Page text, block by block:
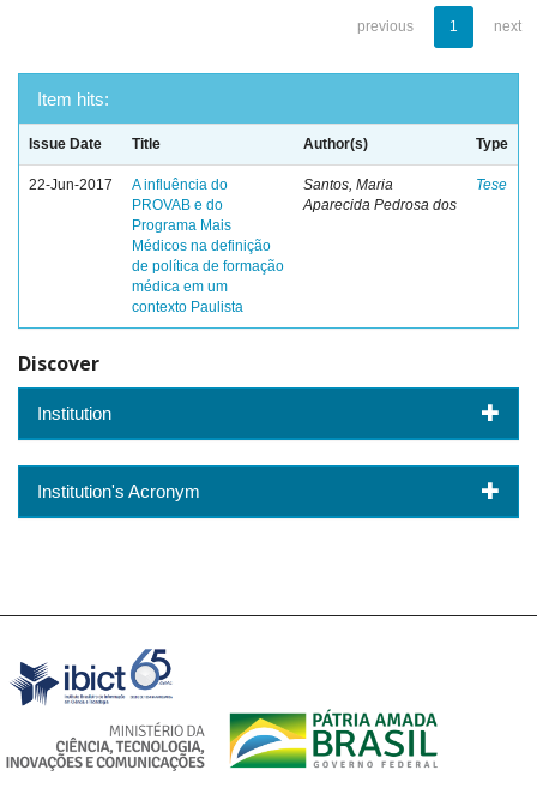
previous 1 next
Item hits:
Issue Date Title Author(s) Type
22-Jun-2017
A influência do
PROVAB e do
Programa Mais
Médicos na definição
de política de formação
médica em um
contexto Paulista
Santos, Maria
Aparecida Pedrosa dos
Tese
Discover
Institution
Institution's Acronym